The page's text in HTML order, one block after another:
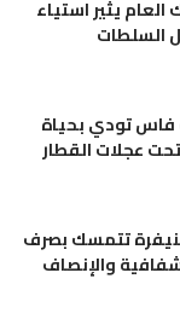
يثير استياء
السلطات
تودي بحياة
عجلات القطار
تتمسك بصرف
والإنصاف